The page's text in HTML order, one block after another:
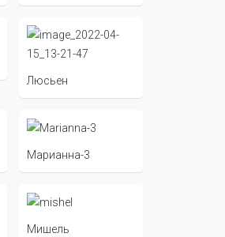
Люсьен
Марианна-3
Мишель